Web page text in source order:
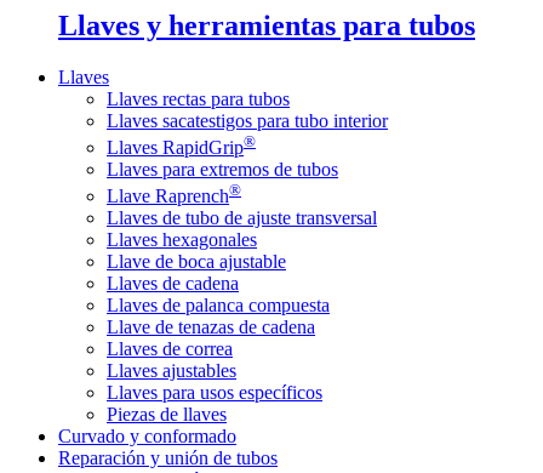
Llaves y herramientas para tubos
Llaves
Llaves rectas para tubos
Llaves sacatestigos para tubo interior
Llaves RapidGrip®
Llaves para extremos de tubos
Llave Raprench®
Llaves de tubo de ajuste transversal
Llaves hexagonales
Llave de boca ajustable
Llaves de cadena
Llaves de palanca compuesta
Llave de tenazas de cadena
Llaves de correa
Llaves ajustables
Llaves para usos específicos
Piezas de llaves
Curvado y conformado
Reparación y unión de tubos